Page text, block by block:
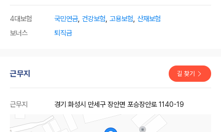
4대보험 국민연금 건강보험 고용보험 산재보험
보너스
퇴직금
근무지 길 찾기
근무지 경기 화성시 만세구 장안면 포승장안로 1140-19